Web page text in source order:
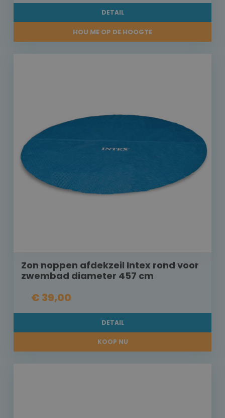
DETAIL
HOU ME OP DE HOOGTE
Zon noppen afdekzeil Intex rond voor
zwembad diameter 457 cm
€ 39,00
DETAIL
KOOP NU